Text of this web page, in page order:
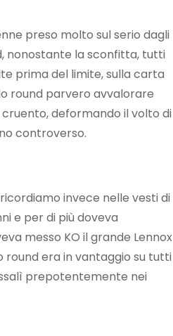
preso molto sul serio dagli
nonostante la sconfitta, tutti
prima del limite, sulla carta
round parvero avvalorare
deformando il volto di
controverso.
invece nelle vesti di
e per di più doveva
messo KO il grande Lennox
round era in vantaggio su tutti
prepotentemente nei